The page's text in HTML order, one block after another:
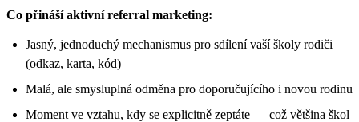
Co přináší aktivní referral marketing:
Jasný, jednoduchý mechanismus pro sdílení vaší školy rodiči
(odkaz, karta, kód)
Malá, ale smysluplná odměna pro doporučujícího i novou rodinu
Moment ve vztahu, kdy se explicitně zeptáte — což většina škol